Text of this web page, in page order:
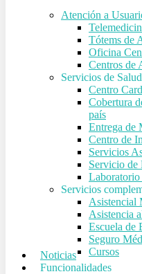
Atención a
Tótems de
Oficina
Centros de
Servicios de Salud
Centro
Cobertura
país
Entrega de
Centro de
Servicios
Servicio de
Laboratorio
Servicios
Asistencial
Asistencia
Escuela de
Seguro
Cursos
Noticias
Funcionalidades